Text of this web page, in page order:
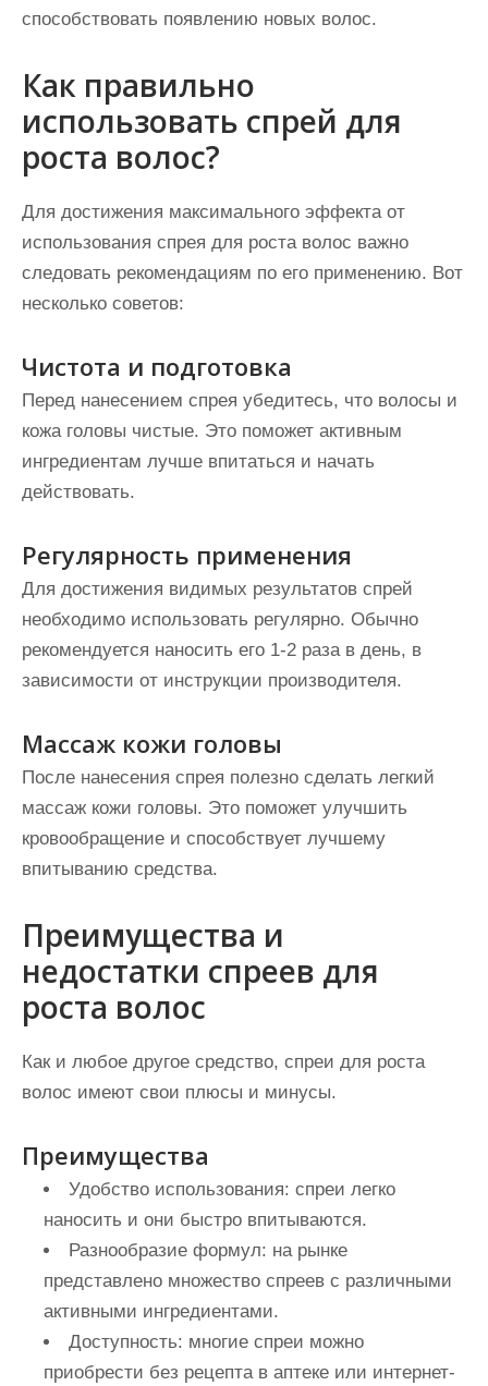
способствовать появлению новых волос.
Как правильно
использовать спрей для
роста волос?
Для достижения максимального эффекта от
использования спрея для роста волос важно
следовать рекомендациям по его применению. Вот
несколько советов:
Чистота и подготовка
Перед нанесением спрея убедитесь, что волосы и
кожа головы чистые. Это поможет активным
ингредиентам лучше впитаться и начать
действовать.
Регулярность применения
Для достижения видимых результатов спрей
необходимо использовать регулярно. Обычно
рекомендуется наносить его 1-2 раза в день, в
зависимости от инструкции производителя.
Массаж кожи головы
После нанесения спрея полезно сделать легкий
массаж кожи головы. Это поможет улучшить
кровообращение и способствует лучшему
впитыванию средства.
Преимущества и
недостатки спреев для
роста волос
Как и любое другое средство, спреи для роста
волос имеют свои плюсы и минусы.
Преимущества
Удобство использования: спреи легко
наносить и они быстро впитываются.
Разнообразие формул: на рынке
представлено множество спреев с различными
активными ингредиентами.
Доступность: многие спреи можно
приобрести без рецепта в аптеке или интернет-